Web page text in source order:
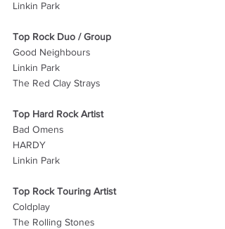
Linkin Park
Top Rock Duo / Group
Good Neighbours
Linkin Park
The Red Clay Strays
Top Hard Rock Artist
Bad Omens
HARDY
Linkin Park
Top Rock Touring Artist
Coldplay
The Rolling Stones